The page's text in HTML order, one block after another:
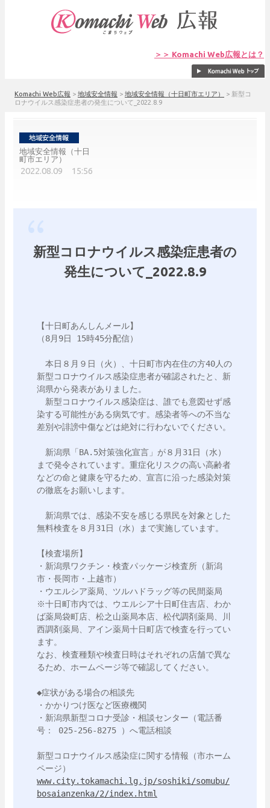
＞＞ Komachi Web広報とは？
Komachi Web広報 > 地域安全情報 > 地域安全情報（十日町市エリア） > 新型コ
ロナウイルス感染症患者の発生について_2022.8.9
地域安全情報（十日
町市エリア）
2022.08.09 15:56
新型コロナウイルス感染症患者の
発生について_2022.8.9
【十日町あんしんメール】
（8月9日 15時45分配信）
本日８月９日（火）、十日町市内在住の方40人の
新型コロナウイルス感染症患者が確認されたと、新
潟県から発表がありました。
新型コロナウイルス感染症は、誰でも意図せず感
染する可能性がある病気です。感染者等への不当な
差別や誹謗中傷などは絶対に行わないでください。
新潟県「BA.5対策強化宣言」が８月31日（水）
まで発令されています。重症化リスクの高い高齢者
などの命と健康を守るため、宣言に沿った感染対策
の徹底をお願いします。
新潟県では、感染不安を感じる県民を対象とした
無料検査を８月31日（水）まで実施しています。
【検査場所】
・新潟県ワクチン・検査パッケージ検査所（新潟
市・長岡市・上越市）
・ウエルシア薬局、ツルハドラッグ等の民間薬局
※十日町市内では、ウエルシア十日町住吉店、わか
ば薬局袋町店、松之山薬局本店、松代調剤薬局、川
西調剤薬局、アイン薬局十日町店で検査を行ってい
ます。
なお、検査種類や検査日時はそれぞれの店舗で異な
るため、ホームページ等で確認してください。
◆症状がある場合の相談先
・かかりつけ医など医療機関
・新潟県新型コロナ受診・相談センター（電話番
号： 025-256-8275 ）へ電話相談
新型コロナウイルス感染症に関する情報（市ホーム
www.city.tokamachi.lg.jp/soshiki/somubu/
bosaianzenka/2/index.html